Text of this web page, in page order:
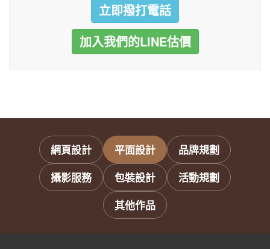
立即撥打電話
加入我們的LINE估價
網頁設計 平面設計
品牌規劃
攝影服務
包裝設計
活動規劃
其他作品